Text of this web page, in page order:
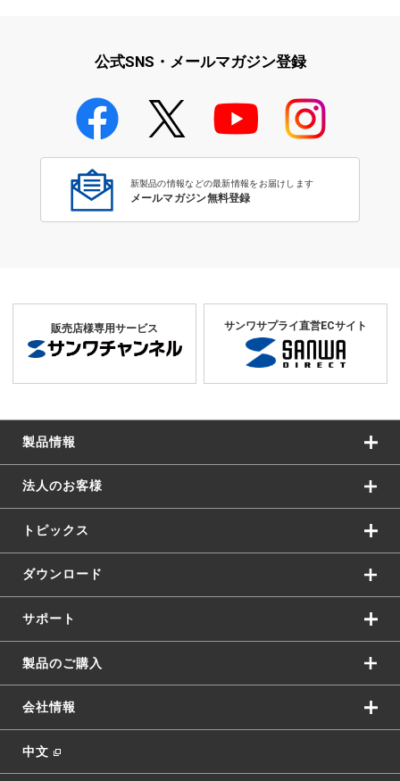
学校教育のICT環境整備特集
公式SNS・メールマガジン登録
新製品の情報などの最新情報をお届けします
メールマガジン無料登録
販売店様専用サービス サンワサプライ直営ECサイト
製品情報
法人のお客様
トピックス
ダウンロード
サポート
製品のご購入
会社情報
中文